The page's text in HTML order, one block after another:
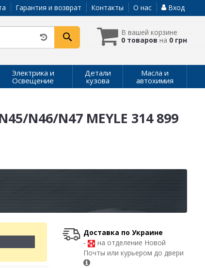
Гарантия и возврат Контакты О нас Вход
В вашей корзине
0 товаров на 0 грн
Электрика и
Освещение
Детали
кузова
Масла и
автохимия
N46/N47 MEYLE 314 899
Доставка по Украине
-
на отделение Новой
Почты или курьером до двери